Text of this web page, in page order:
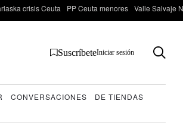
crisis Ceuta PP Ceuta menores Valle Salvaje
SuscríbeteIniciar sesión
CONVERSACIONES
DE TIENDAS